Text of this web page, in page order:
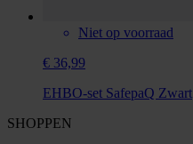
Niet op voorraad
€ 36,99
EHBO-set SafepaQ Zwart
SHOPPEN